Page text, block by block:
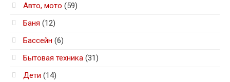
Авто, мото (59)
Баня (12)
Бассейн (6)
Бытовая техника (31)
Дети (14)